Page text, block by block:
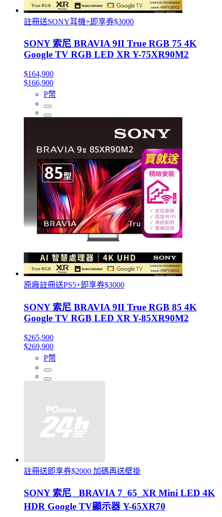
註冊送SONY耳機+即享券$3000
SONY 索尼 BRAVIA 9II True RGB 75 4K
Google TV RGB LED XR Y-75XR90M2
$164,900
$166,900
P幣
原廠註冊送PS5+即享券$3000
SONY 索尼 BRAVIA 9II True RGB 85 4K
Google TV RGB LED XR Y-85XR90M2
$265,900
$269,900
P幣
註冊送即享券$2000 加碼再送壁掛
SONY 索尼 _BRAVIA 7_65_XR Mini LED 4K
HDR Google TV顯示器 Y-65XR70